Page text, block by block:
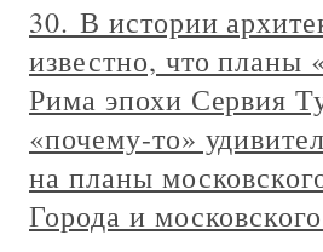
30. В истории
известно, что планы
Рима эпохи Сервия
«почему-то»
на планы
Города и